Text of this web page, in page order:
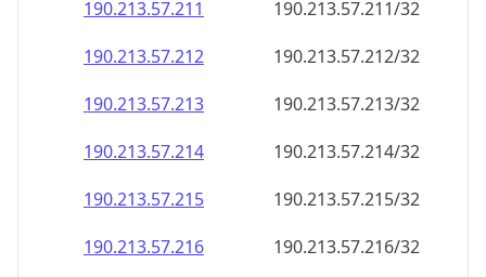
190.213.57.211
190.213.57.211/32
190.213.57.212
190.213.57.212/32
190.213.57.213
190.213.57.213/32
190.213.57.214
190.213.57.214/32
190.213.57.215
190.213.57.215/32
190.213.57.216
190.213.57.216/32